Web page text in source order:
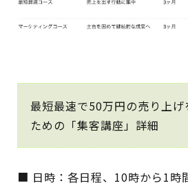
最短最速で50万円の売り上
ための「集客講座」詳細
■ 日時：各日程、10時から1時